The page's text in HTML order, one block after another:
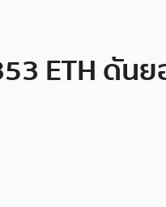
ETH ดัน